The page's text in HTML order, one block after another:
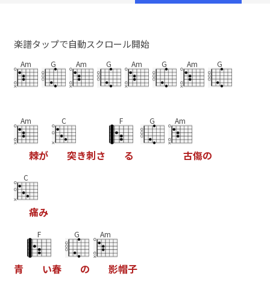
楽譜タップで自動スクロール開始
Am G Am G Am G Am G
Am
棘が
C
突き刺さ
F
る
G Am
古傷の
C
痛み
青
F
い春
G
の
Am
影帽子